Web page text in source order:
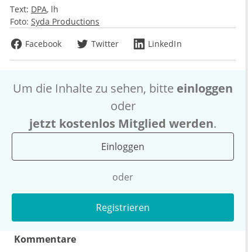
Text: DPA lh
Foto: Syda Productions
Facebook
Twitter LinkedIn
Um die Inhalte zu sehen, bitte einloggen
oder
jetzt kostenlos Mitglied werden.
Einloggen
oder
Registrieren
Kommentare